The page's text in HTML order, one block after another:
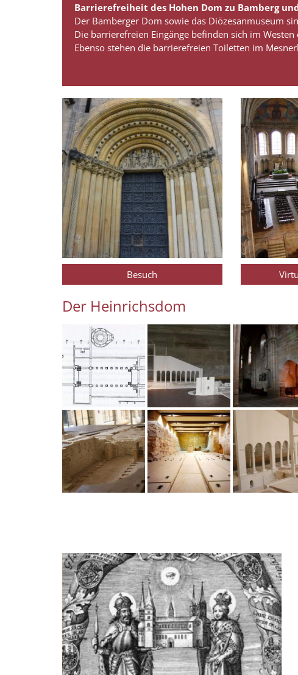
Barrierefreiheit des Hohen Dom zu Bamberg
Der Bamberger Dom sowie das Diözesanmuseum
Die barrierefreien Eingänge befinden sich im
Ebenso stehen die barrierefreien Toiletten im
Besuch
Der Heinrichsdom